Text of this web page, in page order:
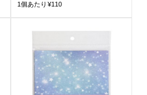
1個あたり¥110